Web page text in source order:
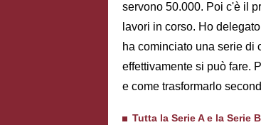
servono 50.000. Poi c'è il
lavori in corso. Ho
ha cominciato una serie di
effettivamente si può fare.
e come trasformarlo
Tutta la Serie A e la Serie